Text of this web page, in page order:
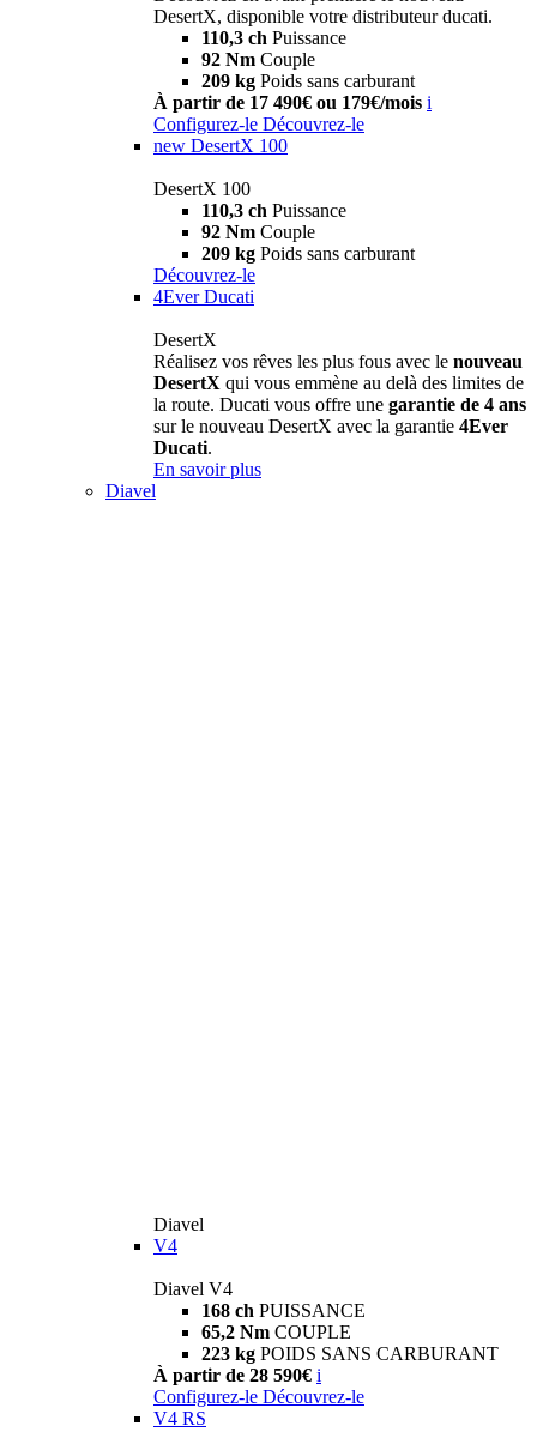
DesertX, disponible votre distributeur ducati.
110,3 ch Puissance
92 Nm Couple
209 kg Poids sans carburant
À partir de 17 490€ ou 179€/mois i
Configurez-le Découvrez-le
new DesertX 100
DesertX 100
110,3 ch Puissance
92 Nm Couple
209 kg Poids sans carburant
Découvrez-le
4Ever Ducati
DesertX
Réalisez vos rêves les plus fous avec le nouveau
DesertX qui vous emmène au delà des limites de
la route. Ducati vous offre une garantie de 4 ans
sur le nouveau DesertX avec la garantie 4Ever
Ducati.
En savoir plus
Diavel
Diavel
V4
Diavel V4
168 ch PUISSANCE
65,2 Nm COUPLE
223 kg POIDS SANS CARBURANT
À partir de 28 590€ i
Configurez-le Découvrez-le
V4 RS